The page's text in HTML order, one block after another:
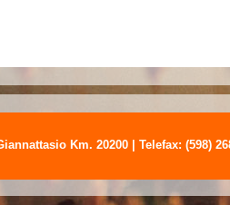
Km. 20200 | Telefax: (598)